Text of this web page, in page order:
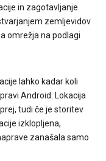
in zagotavljanje
zemljevidov
omrežja na podlagi
lahko kadar koli
Android. Lokacija
tudi če je storitev
izklopljena,
zanašala samo